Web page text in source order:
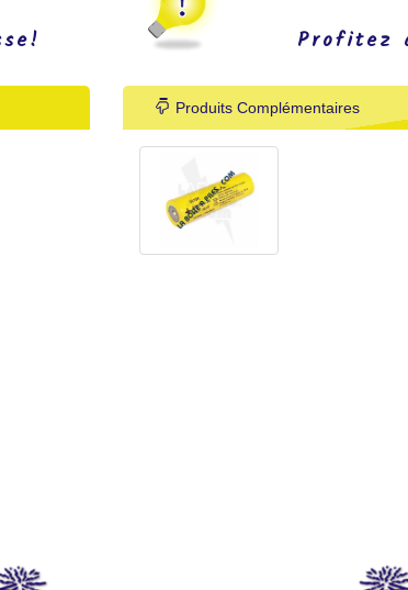
Profitez
Produits Complémentaires